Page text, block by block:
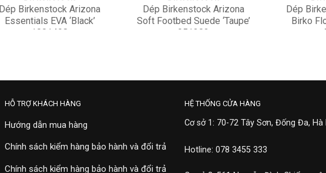
Dép Birkenstock Arizona
Essentials EVA ‘Black’
1001498
Dép Birkenstock Arizona
Soft Footbed Suede ‘Taupe’
951303
Dép
Birko
HỖ TRỢ KHÁCH HÀNG
Hướng dẫn mua hàng
Chính sách kiểm hàng bảo hành và đổi trả
Chính sách kiểm hàng bảo hành và đổi trả
HỆ THỐNG CỬA HÀNG
Cơ sở 1: 70-72 Tây Sơn, Đống Đa, Hà
Hotline: 078 3455 333